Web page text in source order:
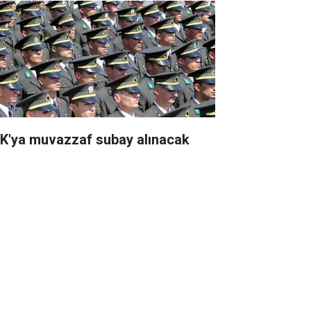
muvazzaf subay alınacak